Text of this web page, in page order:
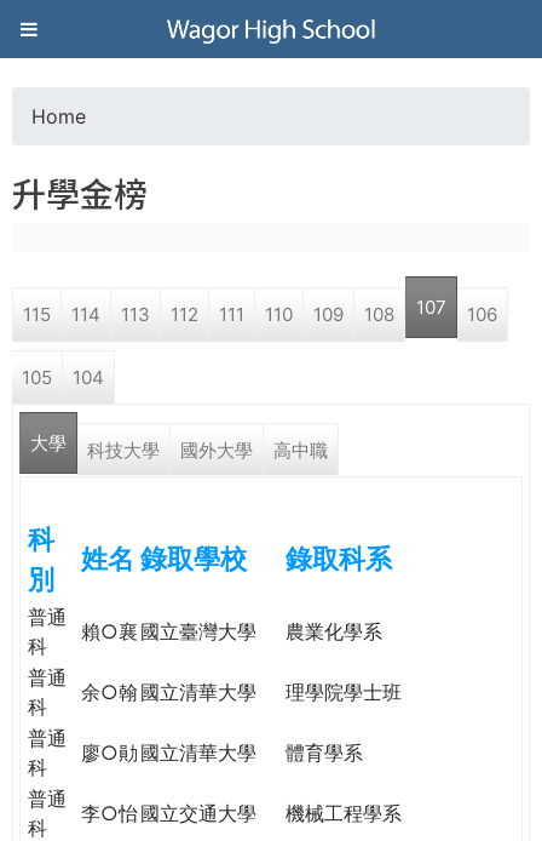
Jump to navigation
葳
格
高
學
格。
o
a
r
e
e
r
e
Home
升學金榜
115 114 113 112 111 110 109 108 107 106
105 104
大學 科技大學 國外大學 高中職
科
別
姓名 錄取學校 錄取科系
普通
科
賴○襄 國立臺灣大學
農業化學系
普通
科
余○翰 國立清華大學
理學院學士班
普通
科
廖○勛 國立清華大學
體育學系
普通
科
李○怡國立交通大學
機械工程學系